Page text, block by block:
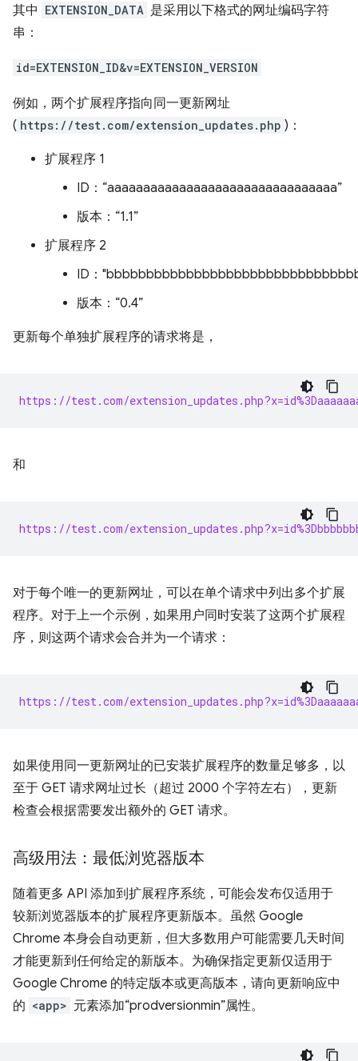
其中 EXTENSION_DATA 是采用以下格式的网址编码字符
串：
id=EXTENSION_ID&v=EXTENSION_VERSION
例如，两个扩展程序指向同一更新网址
( https://test.com/extension_updates.php )：
扩展程序 1
ID：“aaaaaaaaaaaaaaaaaaaaaaaaaaaaaaaa”
版本：“1.1”
扩展程序 2
ID：
版本：“0.4”
更新每个单独扩展程序的请求将是，
https://test.com/
和
https://test.com/
对于每个唯一的更新网址，可以在单个请求中列出多个扩展
程序。对于上一个示例，如果用户同时安装了这两个扩展程
序，则这两个请求会合并为一个请求：
https://test.com/
如果使用同一更新网址的已安装扩展程序的数量足够多，以
至于 GET 请求网址过长（超过 2000 个字符左右），更新
检查会根据需要发出额外的 GET 请求。
高级用法：最低浏览器版本
随着更多 API 添加到扩展程序系统，可能会发布仅适用于
较新浏览器版本的扩展程序更新版本。虽然 Google
Chrome 本身会自动更新，但大多数用户可能需要几天时间
才能更新到任何给定的新版本。为确保指定更新仅适用于
Google Chrome 的特定版本或更高版本，请向更新响应中
的 <app> 元素添加“prodversionmin”属性。